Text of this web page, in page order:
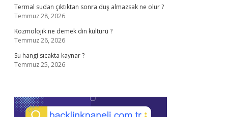
Termal sudan çıktıktan sonra duş almazsak ne olur ?
Temmuz 28, 2026
Kozmolojik ne demek din kültürü ?
Temmuz 26, 2026
Su hangi sıcakta kaynar ?
Temmuz 25, 2026